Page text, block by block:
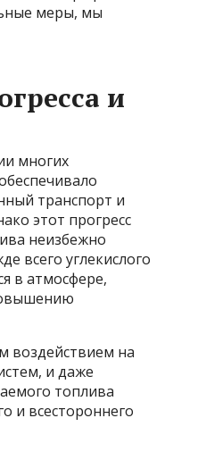
меры, мы
и
многих
транспорт и
этот прогресс
неизбежно
всего углекислого
в атмосфере,
воздействием на
и даже
топлива
и всестороннего